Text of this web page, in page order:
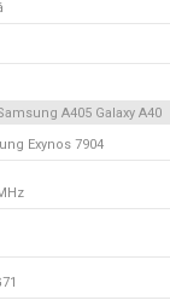
A405 Galaxy A40
Exynos 7904